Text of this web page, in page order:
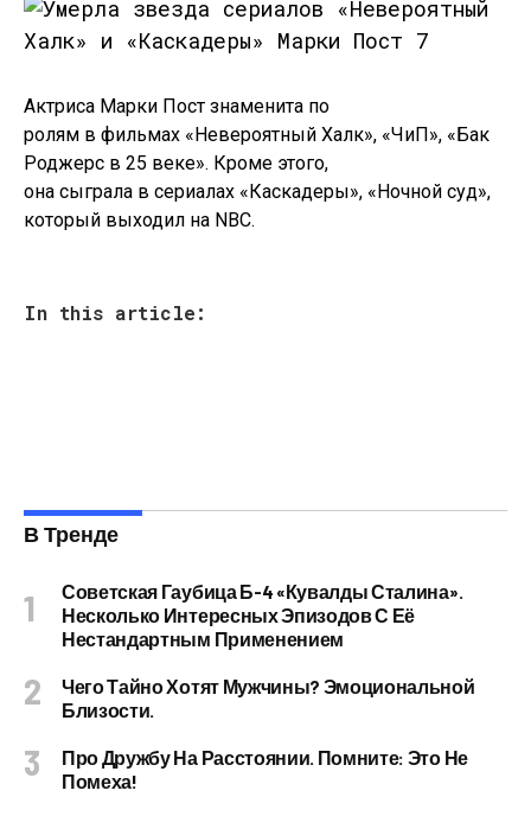
Актриса Марки Пост знаменита по
ролям в фильмах «Невероятный Халк», «ЧиП», «Бак
Роджерс в 25 веке». Кроме этого,
она сыграла в сериалах «Каскадеры», «Ночной суд»,
который выходил на NBC.
In this article:
В Тренде
Советская Гаубица Б-4 «Кувалды Сталина».
Несколько Интересных Эпизодов С Её
Нестандартным Применением
Чего Тайно Хотят Мужчины? Эмоциональной
Близости.
Про Дружбу На Расстоянии. Помните: Это Не
Помеха!